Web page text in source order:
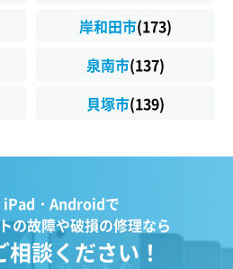
岸和田市(173)
泉南市(137)
貝塚市(139)
・Androidで
の故障や破損の修理なら
談ください！